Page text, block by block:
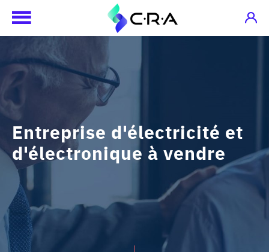
Entreprise d'électricité et
d'électronique à vendre